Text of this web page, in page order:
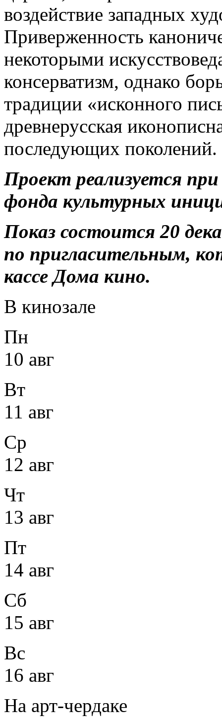
воздействие западных
Приверженность
некоторыми
консерватизм, однако
традиции «исконного
древнерусская
последующих поколений.
Проект реализуется
фонда культурных
Показ состоится 20
по пригласительным,
кассе Дома кино.
В кинозале
Пн
10 авг
Вт
11 авг
Ср
12 авг
Чт
13 авг
Пт
14 авг
Сб
15 авг
Вс
16 авг
На арт-чердаке